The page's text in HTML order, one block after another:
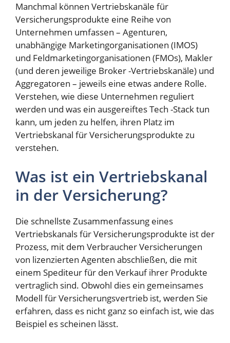
Manchmal können Vertriebskanäle für
Versicherungsprodukte eine Reihe von
Unternehmen umfassen – Agenturen,
unabhängige Marketingorganisationen (IMOS)
und Feldmarketingorganisationen (FMOs), Makler
(und deren jeweilige Broker -Vertriebskanäle) und
Aggregatoren – jeweils eine etwas andere Rolle.
Verstehen, wie diese Unternehmen reguliert
werden und was ein ausgereiftes Tech -Stack tun
kann, um jeden zu helfen, ihren Platz im
Vertriebskanal für Versicherungsprodukte zu
verstehen.
Was ist ein Vertriebskanal
in der Versicherung?
Die schnellste Zusammenfassung eines
Vertriebskanals für Versicherungsprodukte ist der
Prozess, mit dem Verbraucher Versicherungen
von lizenzierten Agenten abschließen, die mit
einem Spediteur für den Verkauf ihrer Produkte
vertraglich sind. Obwohl dies ein gemeinsames
Modell für Versicherungsvertrieb ist, werden Sie
erfahren, dass es nicht ganz so einfach ist, wie das
Beispiel es scheinen lässt.